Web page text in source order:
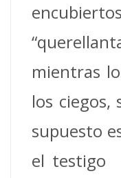
mientras
los ciegos,
supuesto
el testigo